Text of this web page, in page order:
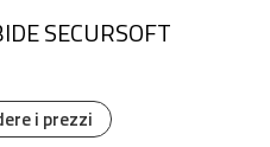
i prezzi
SECURSOFT